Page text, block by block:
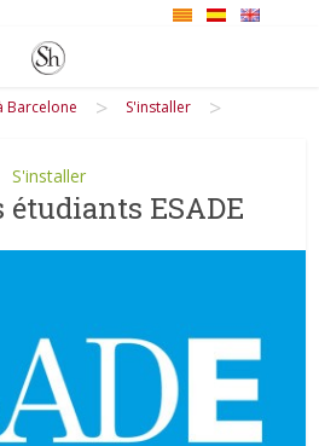
Barcelone > S'installer >
S'installer
étudiants ESADE